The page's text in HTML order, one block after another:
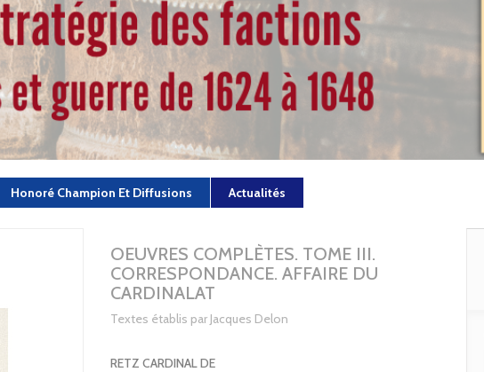
Honoré Champion Et Diffusions Actualités
OEUVRES COMPLÈTES. TOME III.
CORRESPONDANCE. AFFAIRE DU
CARDINALAT
Textes établis par Jacques Delon
RETZ CARDINAL DE